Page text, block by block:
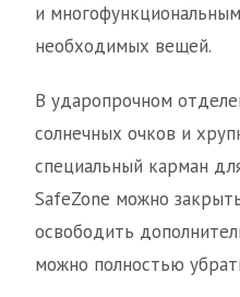
и
необходимых вещей.
В ударопрочном
солнечных очков и
специальный карман
SafeZone можно
освободить
можно полностью